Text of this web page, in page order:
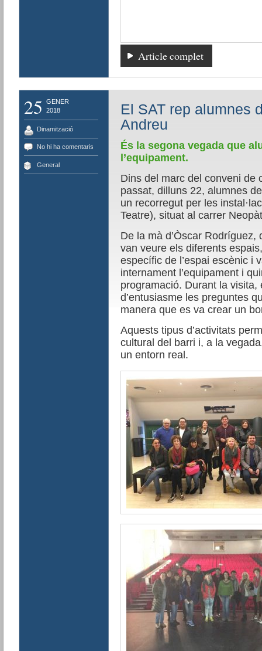
Article complet
25
GENER
2018
Dinamització
No hi ha comentaris
General
El SAT rep alumnes
Andreu
És la segona vegada que
l’equipament.
Dins del marc del conveni de
passat, dilluns 22, alumnes
un recorregut per les
Teatre), situat al carrer
De la mà d’Òscar
van veure els diferents
específic de l’espai escènic i
internament l’equipament i
programació. Durant la visita,
d’entusiasme les preguntes
manera que es va crear un
Aquests tipus d’activitats
cultural del barri i, a la
un entorn real.